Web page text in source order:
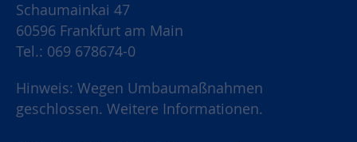
Schaumainkai 47
60596 Frankfurt am Main
Tel.: 069 678674-0
Hinweis: Wegen Umbaumaßnahmen
geschlossen. Weitere Informationen.